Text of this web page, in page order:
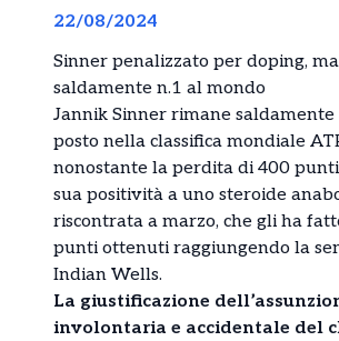
22/08/2024
Sinner penalizzato per doping,
saldamente n.1 al mondo
Jannik Sinner rimane
posto nella classifica mondiale
nonostante la perdita di 400
sua positività a uno steroide
riscontrata a marzo, che gli ha
punti ottenuti raggiungendo la
Indian Wells.
La giustificazione
involontaria e accidentale del